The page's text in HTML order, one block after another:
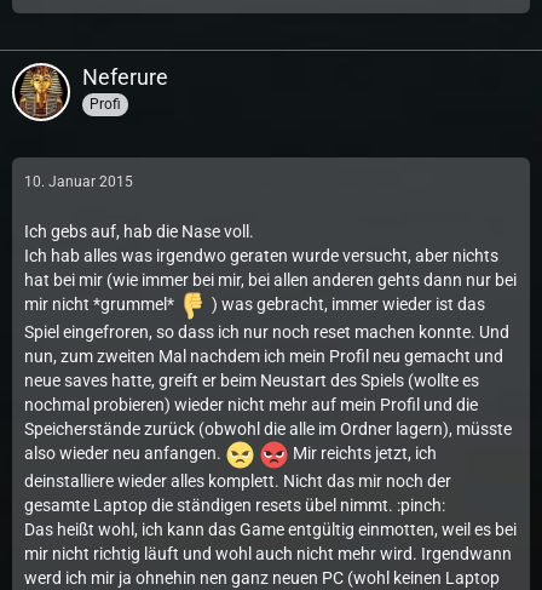
Neferure
Profi
10. Januar 2015
Ich gebs auf, hab die Nase voll.
Ich hab alles was irgendwo geraten wurde versucht, aber nichts
hat bei mir (wie immer bei mir, bei allen anderen gehts dann nur bei
mir nicht *grummel*
) was gebracht, immer wieder ist das
Spiel eingefroren, so dass ich nur noch reset machen konnte. Und
nun, zum zweiten Mal nachdem ich mein Profil neu gemacht und
neue saves hatte, greift er beim Neustart des Spiels (wollte es
nochmal probieren) wieder nicht mehr auf mein Profil und die
Speicherstände zurück (obwohl die alle im Ordner lagern), müsste
also wieder neu anfangen.
Mir reichts jetzt, ich
deinstalliere wieder alles komplett. Nicht das mir noch der
gesamte Laptop die ständigen resets übel nimmt. :pinch:
Das heißt wohl, ich kann das Game entgültig einmotten, weil es bei
mir nicht richtig läuft und wohl auch nicht mehr wird. Irgendwann
werd ich mir ja ohnehin nen ganz neuen PC (wohl keinen Laptop